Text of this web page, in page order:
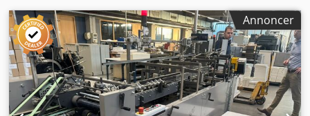
Annoncer